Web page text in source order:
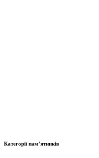
Категорії пам’ятників